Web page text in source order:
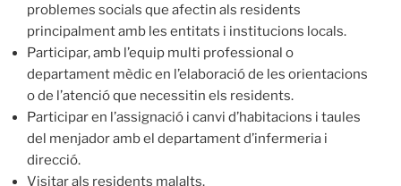
problemes socials que afectin als residents
principalment amb les entitats i institucions locals.
Participar, amb l’equip multi professional o
departament mèdic en l’elaboració de les orientacions
o de l’atenció que necessitin els residents.
Participar en l’assignació i canvi d’habitacions i taules
del menjador amb el departament d’infermeria i
direcció.
Visitar als residents malalts.